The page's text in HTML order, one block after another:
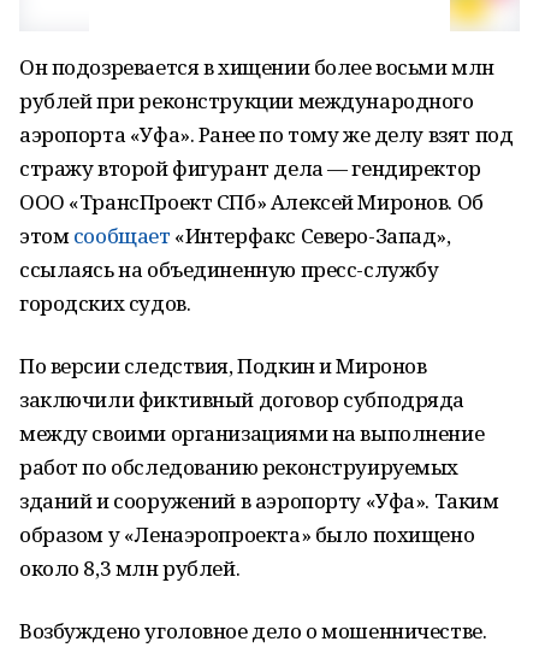
Он подозревается в хищении более восьми млн
рублей при реконструкции международного
аэропорта «Уфа». Ранее по тому же делу взят под
стражу второй фигурант дела — гендиректор
ООО «ТрансПроект СПб» Алексей Миронов. Об
этомсообщает «Интерфакс Северо-Запад»,
ссылаясь на объединенную пресс-службу
городских судов.
По версии следствия, Подкин и Миронов
заключили фиктивный договор субподряда
между своими организациями на выполнение
работ по обследованию реконструируемых
зданий и сооружений в аэропорту «Уфа». Таким
образом у «Ленаэропроекта» было похищено
около 8,3 млн рублей.
Возбуждено уголовное дело о мошенничестве.